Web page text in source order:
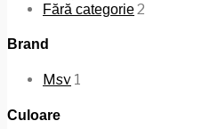
Fără categorie2
Brand
Msv 1
Culoare